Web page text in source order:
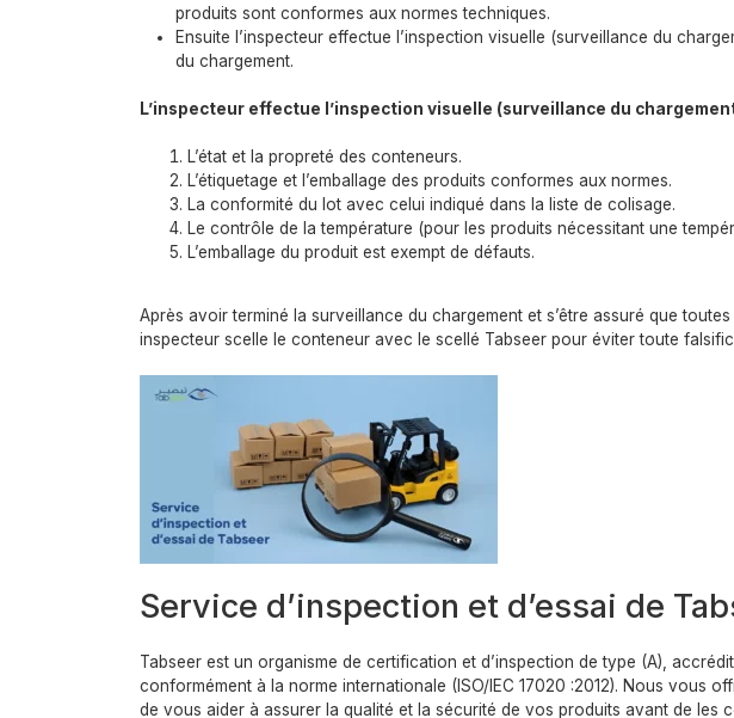
produits sont conformes aux normes techniques.
Ensuite l’inspecteur effectue l’inspection visuelle (surveillance du
du chargement.
L’inspecteur effectue l’inspection visuelle (surveillance du
L’état et la propreté des conteneurs.
L’étiquetage et l’emballage des produits conformes aux normes.
La conformité du lot avec celui indiqué dans la liste de colisage.
Le contrôle de la température (pour les produits nécessitant une
L’emballage du produit est exempt de défauts.
Après avoir terminé la surveillance du chargement et s’être assuré que
inspecteur scelle le conteneur avec le scellé Tabseer pour éviter toute
Service d’inspection et d’essai de
Tabseer est un organisme de certification et d’inspection de type (A),
conformément à la norme internationale (ISO/IEC 17020 :2012). Nous vous
de vous aider à assurer la qualité et la sécurité de vos produits avant de les